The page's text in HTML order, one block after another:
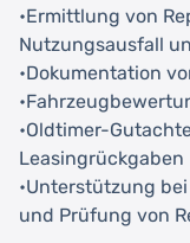
•Ermittlung von
Nutzungsausfall
•Dokumentation
•Oldtimer-
Leasingrückgaben
•Unterstützung
und Prüfung von